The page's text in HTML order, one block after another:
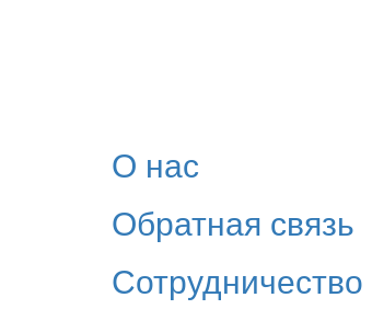
О нас
Обратная связь
Сотрудничество